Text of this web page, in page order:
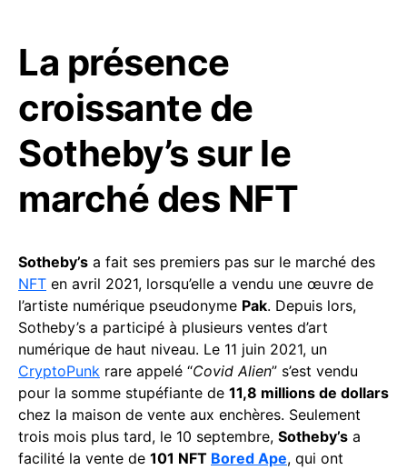
La présence
croissante de
Sotheby’s sur le
marché des NFT
Sotheby’s a fait ses premiers pas sur le marché des
NFT en avril 2021, lorsqu’elle a vendu une œuvre de
l’artiste numérique pseudonyme Pak. Depuis lors,
Sotheby’s a participé à plusieurs ventes d’art
numérique de haut niveau. Le 11 juin 2021, un
CryptoPunk rare appelé “Covid Alien” s’est vendu
pour la somme stupéfiante de 11,8 millions de dollars
chez la maison de vente aux enchères. Seulement
trois mois plus tard, le 10 septembre, Sotheby’s a
facilité la vente de 101 NFT Bored Ape, qui ont